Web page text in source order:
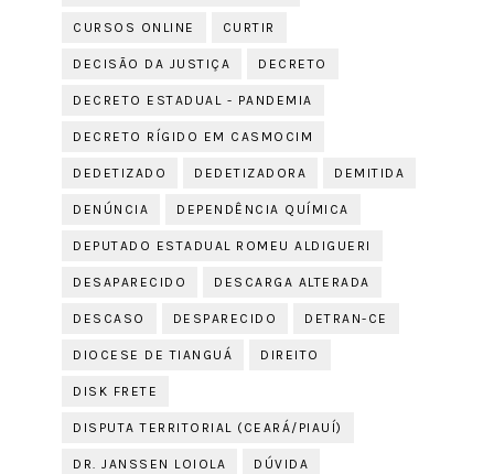
CURSOS ONLINE CURTIR
DECISÃO DA JUSTIÇA DECRETO
DECRETO ESTADUAL - PANDEMIA
DECRETO RÍGIDO EM CASMOCIM
DEDETIZADO DEDETIZADORA DEMITIDA
DENÚNCIA DEPENDÊNCIA QUÍMICA
DEPUTADO ESTADUAL ROMEU ALDIGUERI
DESAPARECIDO DESCARGA ALTERADA
DESCASO DESPARECIDO DETRAN-CE
DIOCESE DE TIANGUÁ DIREITO
DISK FRETE
DISPUTA TERRITORIAL (CEARÁ/PIAUÍ)
DR. JANSSEN LOIOLA DÚVIDA